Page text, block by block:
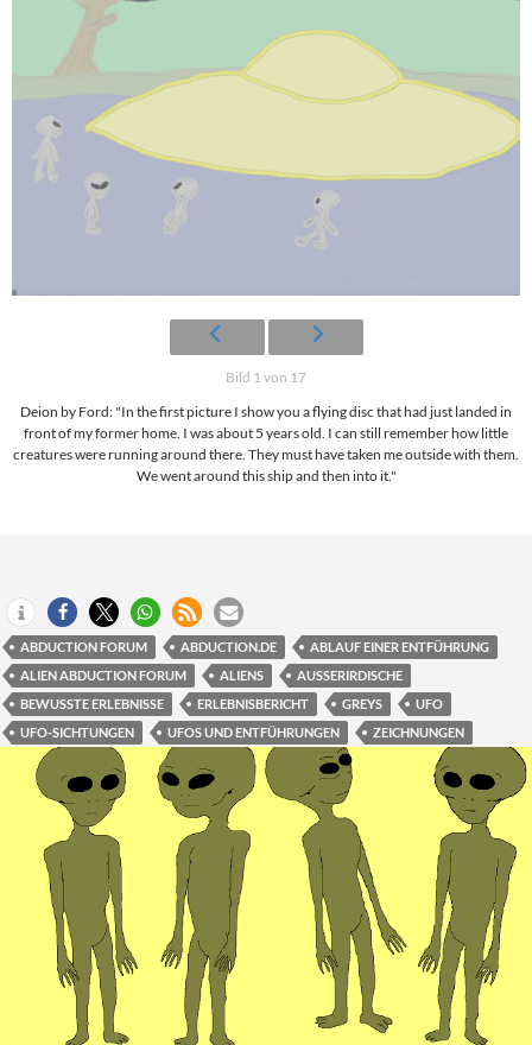
Bild 1 von 17
Deion by Ford: "In the first picture I show you a flying disc that had just landed in
front of my former home. I was about 5 years old. I can still remember how little
creatures were running around there. They must have taken me outside with them.
We went around this ship and then into it."
ABDUCTION FORUM ABDUCTION.DE
ABLAUF EINER ENTFÜHRUNG
ALIEN ABDUCTION FORUM
ALIENS
AUSSERIRDISCHE
BEWUSSTE ERLEBNISSE
ERLEBNISBERICHT GREYS
UFO
UFO-SICHTUNGEN
UFOS UND ENTFÜHRUNGEN ZEICHNUNGEN